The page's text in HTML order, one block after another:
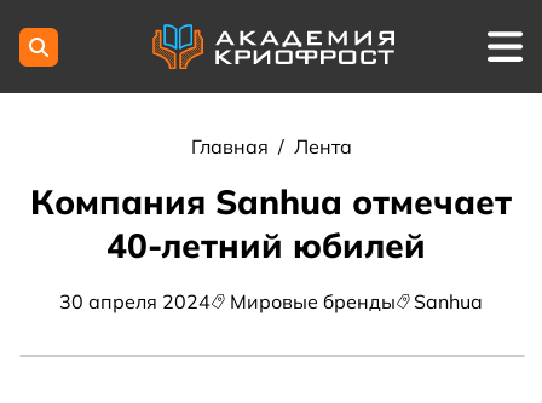
Главная / Лента
Компания Sanhua отмечает
40-летний юбилей
30 апреля 2024 Мировые бренды Sanhua